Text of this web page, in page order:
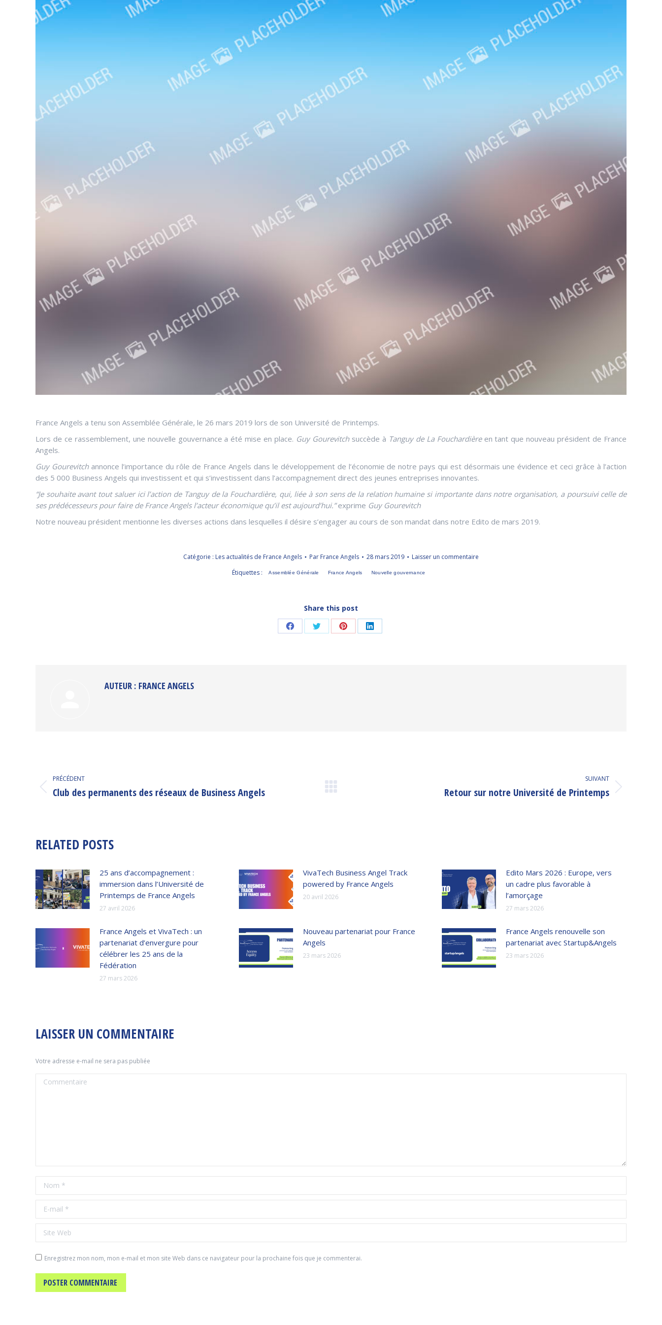
France Angels a tenu son Assemblée Générale, le 26 mars 2019 lors de son Université de Printemps.
Lors de ce rassemblement, une nouvelle gouvernance a été mise en place. Guy Gourevitchsuccède à Tanguy de La Fouchardièreen tant que nouveau président de France
Angels.
Guy Gourevitchannonce l’importance du rôle de France Angels dans le développement de l’économie de notre pays qui est désormais une évidence et ceci grâce à l’action
des 5 000 Business Angels qui investissent et qui s’investissent dans l’accompagnement direct des jeunes entreprises innovantes.
“Je souhaite avant tout saluer ici l’action de Tanguy de la Fouchardière, qui, liée à son sens de la relation humaine si importante dans notre organisation, a poursuivi celle de
ses prédécesseurs pour faire de France Angels l’acteur économique qu’il est aujourd’hui.”exprime Guy Gourevitch
Notre nouveau président mentionne les diverses actions dans lesquelles il désire s’engager au cours de son mandat dans notre Edito de mars 2019.
Catégorie : Les actualités de France Angels Par France Angels 28 mars 2019
Laisser un commentaire
Étiquettes :
Assemblée Générale France Angels Nouvelle gouvernance
Share this post
PartagerPartagerPartagerPartager
AUTEUR : FRANCE ANGELS
NAVIGATION
ARTICLE
PRÉCÉDENT
Article
Club des permanents des réseaux de Business Angels
SUIVANT
Retour sur notre Université de Printemps
RELATED POSTS
25 ans d’accompagnement :
immersion dans l’Université de
Printemps de France Angels
27 avril 2026
VivaTech Business Angel Track
powered by France Angels
20 avril 2026
Edito Mars 2026 : Europe, vers
un cadre plus favorable à
l’amorçage
27 mars 2026
France Angels et VivaTech : un
partenariat d’envergure pour
célébrer les 25 ans de la
Fédération
27 mars 2026
Nouveau partenariat pour France
Angels
23 mars 2026
France Angels renouvelle son
partenariat avec Startup&Angels
23 mars 2026
LAISSER UN COMMENTAIRE
Votre adresse e-mail ne sera pas publiée
Commentaire
Nom *
E-mail *
Site Web
Enregistrez mon nom, mon e-mail et mon site Web dans ce navigateur pour la prochaine fois que je commenterai.
POSTER COMMENTAIRE